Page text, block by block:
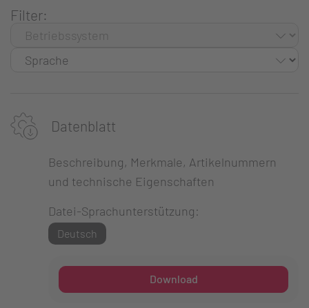
Filter:
Datenblatt
Beschreibung, Merkmale, Artikelnummern
und technische Eigenschaften
Datei-Sprachunterstützung:
Deutsch
Download